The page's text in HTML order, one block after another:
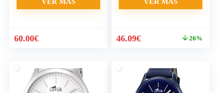
60.00€
El
era:
62.00€.
46.09€El
es:
46.09€.
26%